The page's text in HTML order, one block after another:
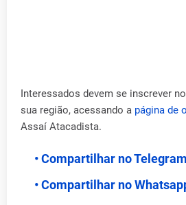
Interessados devem se inscrever
sua região, acessando a página de
Assaí Atacadista.
• Compartilhar no Telegram
• Compartilhar no